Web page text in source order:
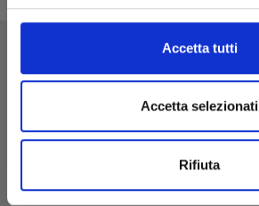
Accetta tutti
Accetta selezionati
Rifiuta
EDIZIONI STAR COMICS
P.IVA 03850300546